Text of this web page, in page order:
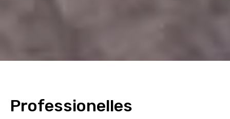
Professionelles